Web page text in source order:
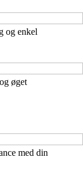
og enkel
øget
med din